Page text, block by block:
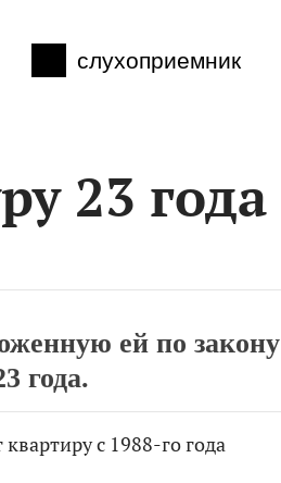
слухоприемник
23 года
ей по закону
года.
с 1988-го года